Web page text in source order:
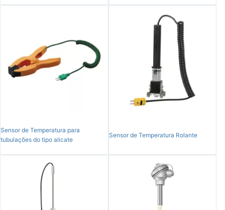
Sensor de Temperatura para
tubulações do tipo alicate
Sensor de Temperatura Rolante